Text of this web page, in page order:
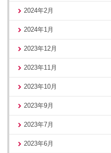
2024年2月
2024年1月
2023年12月
2023年11月
2023年10月
2023年9月
2023年7月
2023年6月